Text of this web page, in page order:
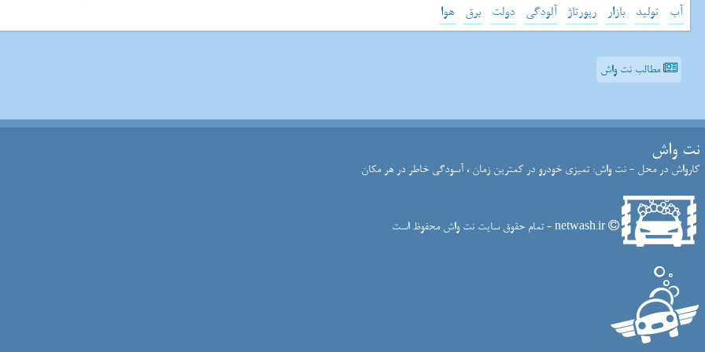
آب تولید بازار رپورتاژ آلودگی دولت برق هوا
مطالب نت واش
نت واش
کارواش در محل - نت واش: تمیزی خودرو در کمترین زمان ، آسودگی خاطر در هر مکان
netwash.ir - تمام حقوق سایت نت واش محفوظ است